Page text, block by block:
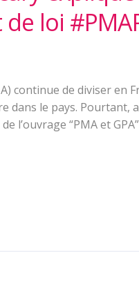
loi
continue de diviser en
dans le pays. Pourtant,
l’ouvrage “PMA et